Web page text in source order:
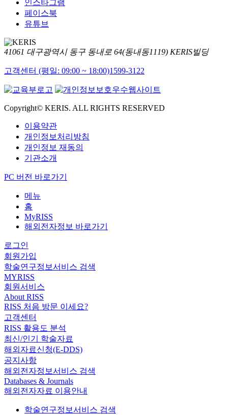
인스타그램
페이스북
유튜브
41061 대구광역시 동구 동내로 64(동내동1119) KERIS빌딩
고객센터 (평일: 09:00 ~ 18:00)1599-3122
Copyright© KERIS. ALL RIGHTS RESERVED
이용약관
개인정보처리방침
개인정보 재동의
기관소개
PC 버전 바로가기
메뉴
홈
MyRISS
해외전자정보 바로가기
로그인
회원가입
학술연구정보서비스 검색
MYRISS
회원서비스
About RISS
RISS 처음 방문 이세요?
고객센터
RISS 활용도 분석
최신/인기 학술자료
해외자료신청(E-DDS)
공지사항
해외전자정보서비스 검색
Databases & Journals
해외전자자료 이용안내
학술연구정보서비스 검색